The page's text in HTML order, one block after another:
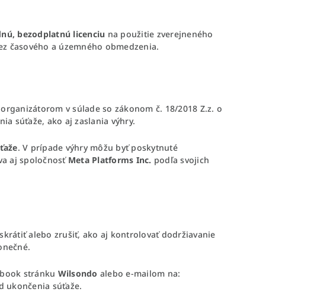
bezodplatnú licenciu na použitie zverejneného
časového a územného obmedzenia.
v súlade so zákonom č. 18/2018 Z.z. o
súťaže, ako aj zaslania výhry.
. V prípade výhry môžu byť poskytnuté
aj spoločnosť Meta Platforms Inc. podľa svojich
alebo zrušiť, ako aj kontrolovať dodržiavanie
stránku Wilsondo alebo e-mailom na:
ukončenia súťaže.